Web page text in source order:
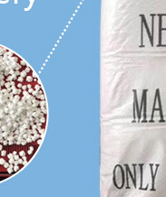
示 们